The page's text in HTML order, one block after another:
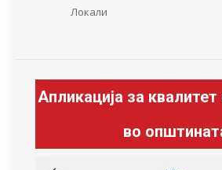
Локали
Апликација за
во